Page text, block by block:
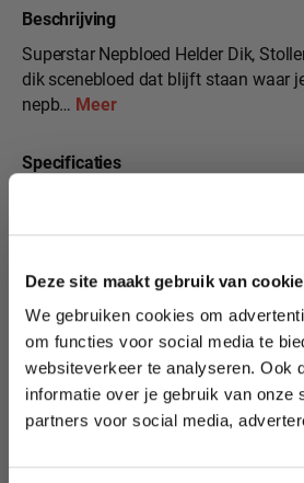
Deze site maakt gebruik van
We gebruiken cookies om
om functies voor social media te
websiteverkeer te analyseren. Ook
informatie over je gebruik van onze
partners voor social media,
Beschrijving
Superstar Nepbloed Helder Dik,
dik scenebloed dat blijft staan waar
nepb… Meer
Specificaties
Productgalerij overslaan
We hebben nog veel
meer Superstar Nep
Bloed om uit te
kiezen
10%
Lees als eerste over
tutorials, aanbiedingen,
wedstrijden en
Meld je aan en